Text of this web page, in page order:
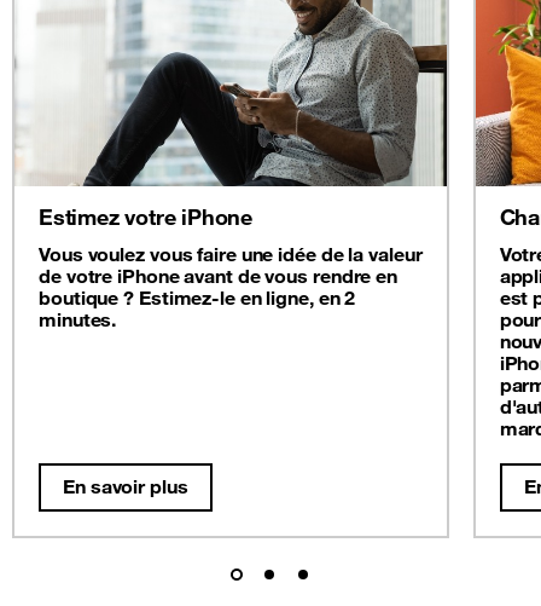
Estimez votre iPhone
Vous voulez vous faire une idée de la valeur
de votre iPhone avant de vous rendre en
boutique ? Estimez-le en ligne, en 2
minutes.
En savoir plus
est